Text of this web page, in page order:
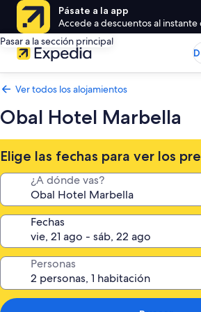
Pásate a la app
Accede a descuentos al instante
Pasar a la sección principal
Ver todos los alojamientos
Obal Hotel Marbella
Elige las fechas para ver los
¿A dónde vas?
Fechas
Personas